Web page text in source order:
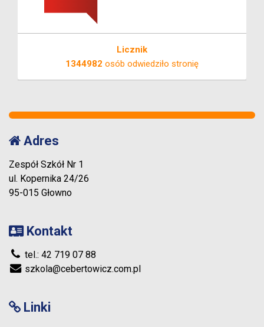
Licznik
1344982 osób odwiedziło stronię
Adres
Zespół Szkół Nr 1
ul. Kopernika 24/26
95-015 Głowno
Kontakt
tel.: 42 719 07 88
szkola@cebertowicz.com.pl
Linki